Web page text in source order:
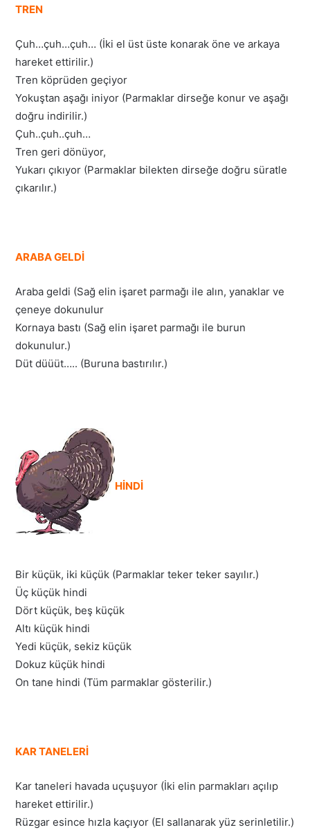
TREN
Çuh…çuh…çuh… (İki el üst üste konarak öne ve arkaya
hareket ettirilir.)
Tren köprüden geçiyor
Yokuştan aşağı iniyor (Parmaklar dirseğe konur ve aşağı
doğru indirilir.)
Çuh..çuh..çuh…
Tren geri dönüyor,
Yukarı çıkıyor (Parmaklar bilekten dirseğe doğru süratle
çıkarılır.)
ARABA GELDİ
Araba geldi (Sağ elin işaret parmağı ile alın, yanaklar ve
çeneye dokunulur
Kornaya bastı (Sağ elin işaret parmağı ile burun
dokunulur.)
Düt düüüt….. (Buruna bastırılır.)
HİNDİ
Bir küçük, iki küçük (Parmaklar teker teker sayılır.)
Üç küçük hindi
Dört küçük, beş küçük
Altı küçük hindi
Yedi küçük, sekiz küçük
Dokuz küçük hindi
On tane hindi (Tüm parmaklar gösterilir.)
KAR TANELERİ
Kar taneleri havada uçuşuyor (İki elin parmakları açılıp
hareket ettirilir.)
Rüzgar esince hızla kaçıyor (El sallanarak yüz serinletilir.)